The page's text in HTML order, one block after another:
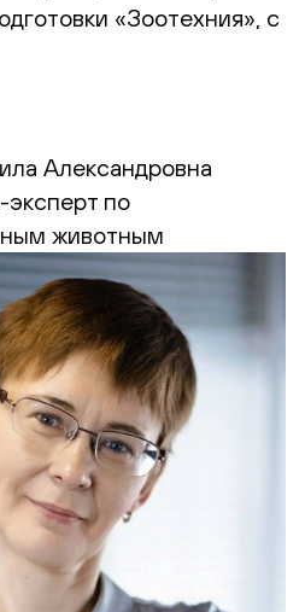
«Зоотехния», с
Александровна
эксперт по
животным